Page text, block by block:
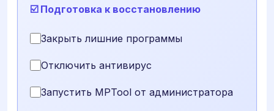
☑️ Подготовка к восстановлению
Закрыть лишние программы
Отключить антивирус
Запустить MPTool от администратора